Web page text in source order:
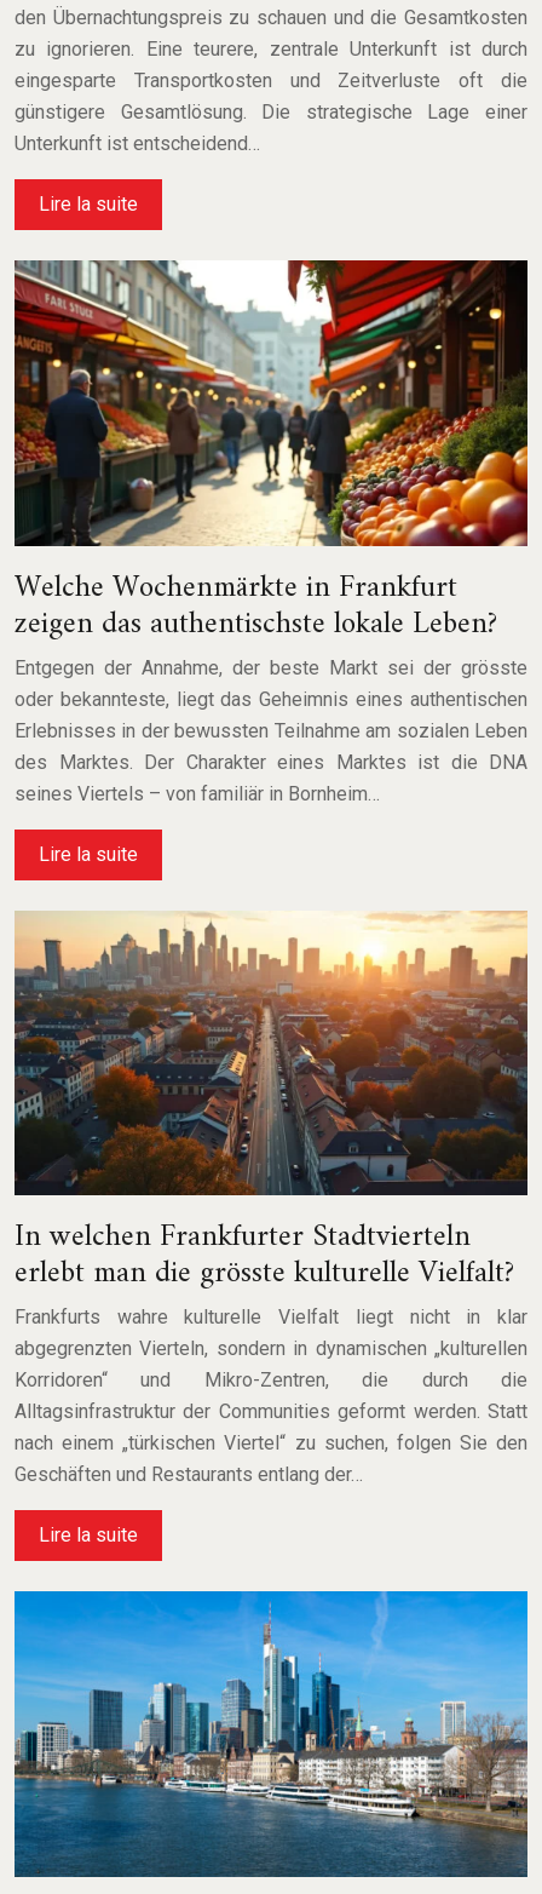
den Übernachtungspreis zu schauen und die Gesamtkosten
zu ignorieren. Eine teurere, zentrale Unterkunft ist durch
eingesparte Transportkosten und Zeitverluste oft die
günstigere Gesamtlösung. Die strategische Lage einer
Unterkunft ist entscheidend…
Lire la suite
Welche Wochenmärkte in Frankfurt
zeigen das authentischste lokale Leben?
Entgegen der Annahme, der beste Markt sei der grösste
oder bekannteste, liegt das Geheimnis eines authentischen
Erlebnisses in der bewussten Teilnahme am sozialen Leben
des Marktes. Der Charakter eines Marktes ist die DNA
seines Viertels – von familiär in Bornheim…
Lire la suite
In welchen Frankfurter Stadtvierteln
erlebt man die grösste kulturelle Vielfalt?
Frankfurts wahre kulturelle Vielfalt liegt nicht in klar
abgegrenzten Vierteln, sondern in dynamischen „kulturellen
Korridoren“ und Mikro-Zentren, die durch die
Alltagsinfrastruktur der Communities geformt werden. Statt
nach einem „türkischen Viertel“ zu suchen, folgen Sie den
Geschäften und Restaurants entlang der…
Lire la suite